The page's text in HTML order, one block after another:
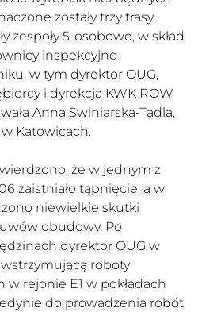
zostały trzy trasy.
zespoły 5-osobowe, w skład
inspekcyjno-
w tym dyrektor OUG,
i dyrekcja KWK ROW
Anna Swiniarska-Tadla,
Katowicach.
że w jednym z
zaistniało tąpnięcie, a w
niewielkie skutki
obudowy. Po
dyrektor OUG w
roboty
rejonie E1 w pokładach
do prowadzenia robót